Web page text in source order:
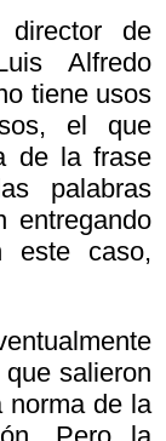
de
Alfredo
tiene usos
el que
de la frase
palabras
entregando
este caso,
salieron
norma de la